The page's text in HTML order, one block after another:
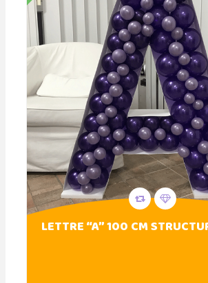
LETTRE “A” 100 CM